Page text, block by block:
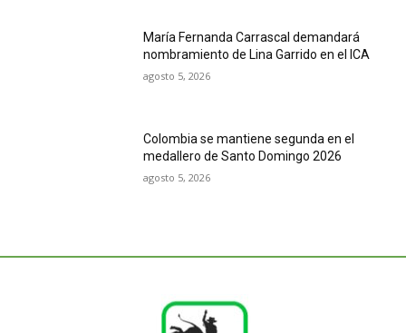
María Fernanda Carrascal demandará
nombramiento de Lina Garrido en el ICA
agosto 5, 2026
Colombia se mantiene segunda en el
medallero de Santo Domingo 2026
agosto 5, 2026